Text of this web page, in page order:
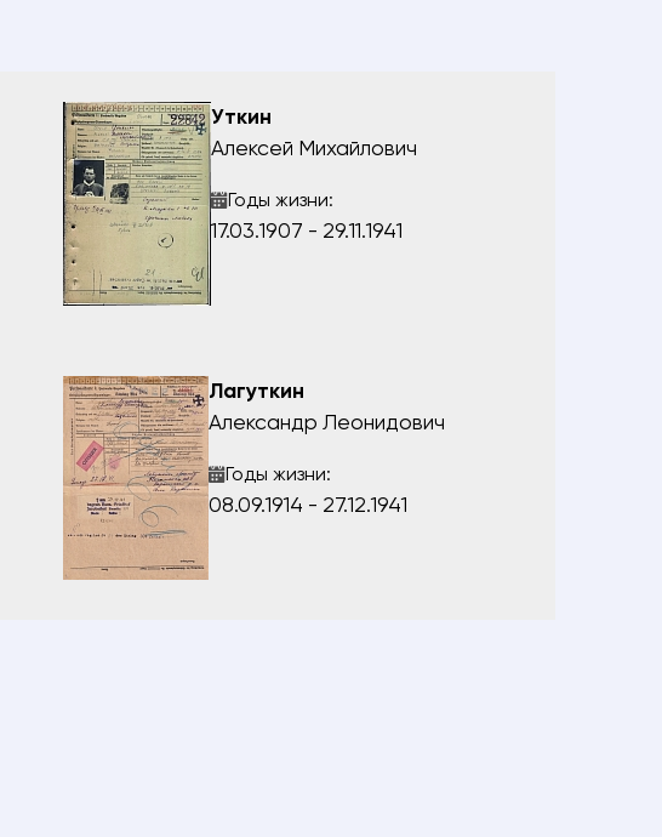
Уткин
Алексей Михайлович
Годы жизни:
17.03.1907 - 29.11.1941
Лагуткин
Александр Леонидович
Годы жизни:
08.09.1914 - 27.12.1941